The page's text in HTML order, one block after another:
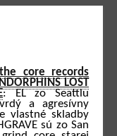
core records
LOST
: EL zo Seattlu
a agresívny
vlastné skladby
sú zo San